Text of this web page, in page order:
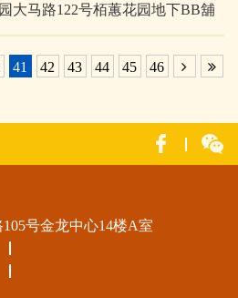
大马路122号栢蕙花园地下BB舖
41 42 43 44 45 46
号金龙中心14楼A室